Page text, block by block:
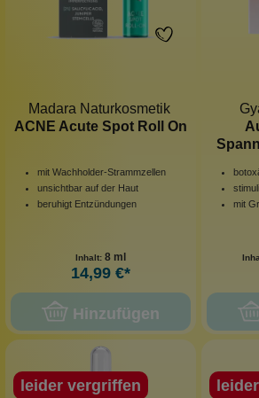
Madara Naturkosmetik
ACNE Acute Spot Roll On
mit Wachholder-Strammzellen
unsichtbar auf der Haut
beruhigt Entzündungen
Inhalt: 8 ml
14,99 €*
Hinzufügen
mit
leider vergriffen